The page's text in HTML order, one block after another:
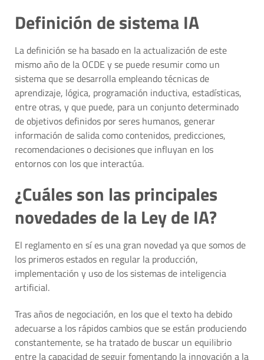
Definición de sistema IA
La definición se ha basado en la actualización de este
mismo año de la OCDE y se puede resumir como un
sistema que se desarrolla empleando técnicas de
aprendizaje, lógica, programación inductiva, estadísticas,
entre otras, y que puede, para un conjunto determinado
de objetivos definidos por seres humanos, generar
información de salida como contenidos, predicciones,
recomendaciones o decisiones que influyan en los
entornos con los que interactúa.
¿Cuáles son las principales
novedades de la Ley de IA?
El reglamento en sí es una gran novedad ya que somos de
los primeros estados en regular la producción,
implementación y uso de los sistemas de inteligencia
artificial.
Tras años de negociación, en los que el texto ha debido
adecuarse a los rápidos cambios que se están produciendo
constantemente, se ha tratado de buscar un equilibrio
entre la capacidad de seguir fomentando la innovación a la